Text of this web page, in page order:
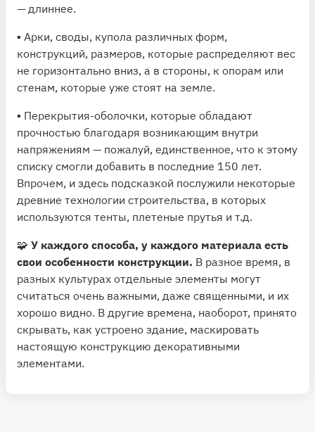
— длиннее.
▪️ Арки, своды, купола различных форм,
конструкций, размеров, которые распределяют вес
не горизонтально вниз, а в стороны, к опорам или
стенам, которые уже стоят на земле.
▪️ Перекрытия-оболочки, которые обладают
прочностью благодаря возникающим внутри
напряжениям — пожалуй, единственное, что к этому
списку смогли добавить в последние 150 лет.
Впрочем, и здесь подсказкой послужили некоторые
древние технологии строительства, в которых
используются тенты, плетеные прутья и т.д.
🧩 У каждого способа, у каждого материала есть
свои особенности конструкции. В разное время, в
разных культурах отдельные элементы могут
считаться очень важными, даже священными, и их
хорошо видно. В другие времена, наоборот, принято
скрывать, как устроено здание, маскировать
настоящую конструкцию декоративными
элементами.